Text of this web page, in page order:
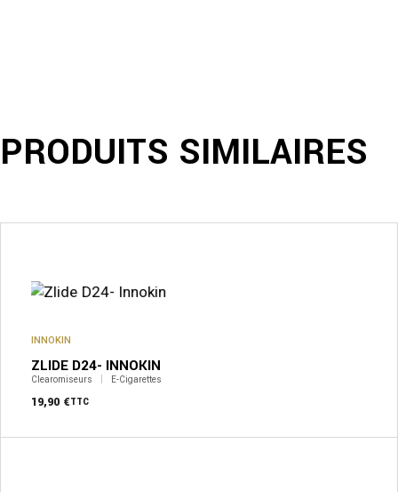
PRODUITS SIMILAIRES
INNOKIN
ZLIDE D24- INNOKIN
Clearomiseurs E-Cigarettes
19,90 €TTC